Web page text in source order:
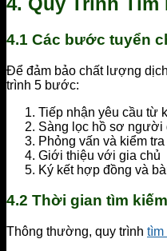
4.1 Các bước tuyển
Để đảm bảo chất lượng
trình 5 bước:
Tiếp nhận yêu cầu từ
Sàng lọc hồ sơ người
Phỏng vấn và kiểm
Giới thiệu với gia chủ
Ký kết hợp đồng và
4.2 Thời gian tìm kiếm
Thông thường, quy trình